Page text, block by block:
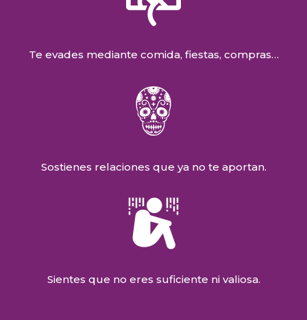
Te evades mediante comida, fiestas, compras…
Sostienes relaciones que ya no te aportan.
Sientes que no eres suficiente ni valiosa.